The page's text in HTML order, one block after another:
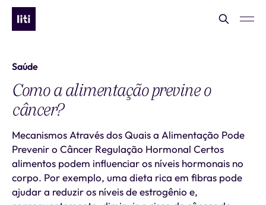
Saúde
Como a alimentação previne o
câncer?
Mecanismos Através dos Quais a Alimentação Pode
Prevenir o Câncer Regulação Hormonal Certos
alimentos podem influenciar os níveis hormonais no
corpo. Por exemplo, uma dieta rica em fibras pode
ajudar a reduzir os níveis de estrogênio e,